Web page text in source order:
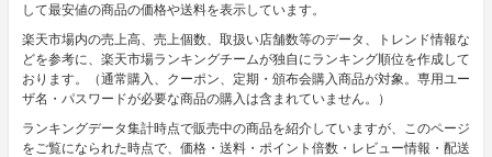
して最安値の商品の価格や送料を表示しています。
楽天市場内の売上高、売上個数、取扱い店舗数等のデータ、トレンド情報な
どを参考に、楽天市場ランキングチームが独自にランキング順位を作成して
おります。（通常購入、クーポン、定期・頒布会購入商品が対象。専用ユー
ザ名・パスワードが必要な商品の購入は含まれていません。）
ランキングデータ集計時点で販売中の商品を紹介していますが、このページ
をご覧になられた時点で、価格・送料・ポイント倍数・レビュー情報・配送